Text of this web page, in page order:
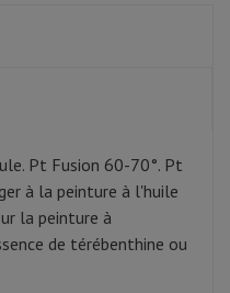
Pt Fusion 60-70°. Pt
à la peinture à l'huile
la peinture à
de térébenthine ou